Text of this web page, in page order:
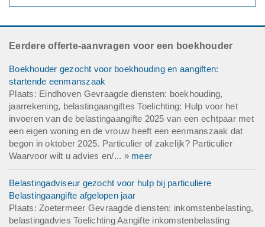
Eerdere offerte-aanvragen voor een boekhouder
Boekhouder gezocht voor boekhouding en aangiften:
startende eenmanszaak
Plaats: Eindhoven Gevraagde diensten: boekhouding,
jaarrekening, belastingaangiftes Toelichting: Hulp voor het
invoeren van de belastingaangifte 2025 van een echtpaar met
een eigen woning en de vrouw heeft een eenmanszaak dat
begon in oktober 2025. Particulier of zakelijk? Particulier
Waarvoor wilt u advies en/... » meer
Belastingadviseur gezocht voor hulp bij particuliere
Belastingaangifte afgelopen jaar
Plaats: Zoetermeer Gevraagde diensten: inkomstenbelasting,
belastingadvies Toelichting Aangifte inkomstenbelasting